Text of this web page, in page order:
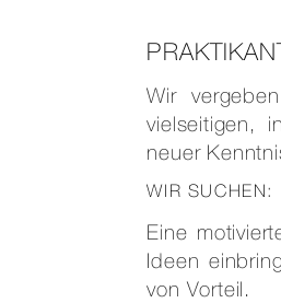
Wir
vielseitigen,
neuer
WIR SUCHEN:
Eine
Ideen
von Vorteil.